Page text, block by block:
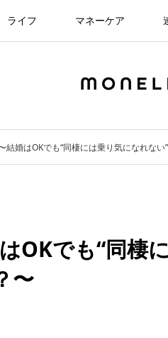
ライフ マネーケア
結婚はOKでも“同棲には乗り気になれな
OKでも“同棲
〜